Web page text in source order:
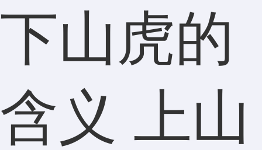
下山虎的
含义 上山